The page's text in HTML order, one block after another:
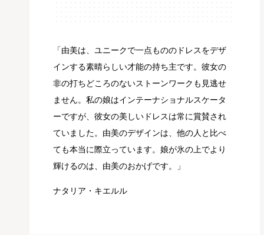
「由美は、ユニークで一点もののドレスをデザ
インする素晴らしい才能の持ち主です。彼女の
非の打ちどころのないストーンワークも見逃せ
ません。私の娘はインテーナショナルスケータ
ーですが、彼女の美しいドレスは常に賞賛され
ていました。由美のデザインは、他の人と比べ
ても本当に際立っています。娘が氷の上でより
輝けるのは、由美のおかげです。」
ナタリア・キエルル